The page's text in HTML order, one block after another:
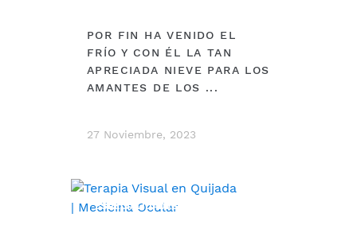
POR FIN HA VENIDO EL
FRÍO Y CON ÉL LA TAN
APRECIADA NIEVE PARA LOS
AMANTES DE LOS ...
27 Noviembre, 2023
ESPECIALIDADES